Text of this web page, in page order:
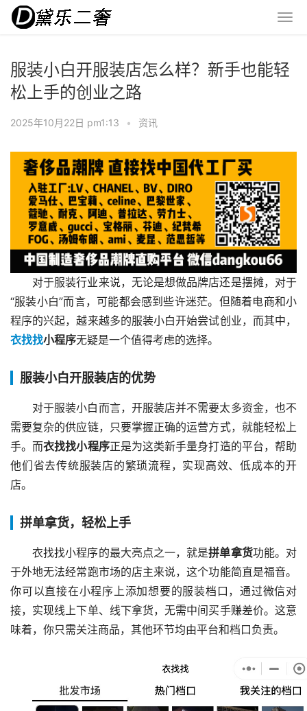
服装小白开服装店怎么样？新手也能轻
松上手的创业之路
2025年10月22日 pm1:13 • 资讯
对于服装行业来说，无论是想做品牌店还是摆摊，对于
“服装小白”而言，可能都会感到些许迷茫。但随着电商和小
程序的兴起，越来越多的服装小白开始尝试创业，而其中，
衣找找小程序无疑是一个值得考虑的选择。
服装小白开服装店的优势
对于服装小白而言，开服装店并不需要太多资金，也不
需要复杂的供应链，只要掌握正确的运营方式，就能轻松上
手。而衣找找小程序正是为这类新手量身打造的平台，帮助
他们省去传统服装店的繁琐流程，实现高效、低成本的开
店。
拼单拿货，轻松上手
衣找找小程序的最大亮点之一，就是拼单拿货功能。对
于外地无法经常跑市场的店主来说，这个功能简直是福音。
你可以直接在小程序上添加想要的服装档口，通过微信对
接，实现线上下单、线下拿货，无需中间买手赚差价。这意
味着，你只需关注商品，其他环节均由平台和档口负责。